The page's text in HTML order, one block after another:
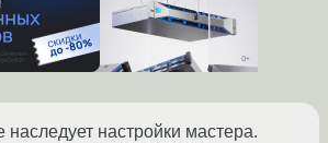
наследует настройки мастера.